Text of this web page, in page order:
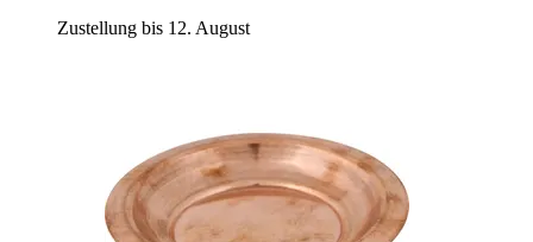
Zustellung bis 12. August